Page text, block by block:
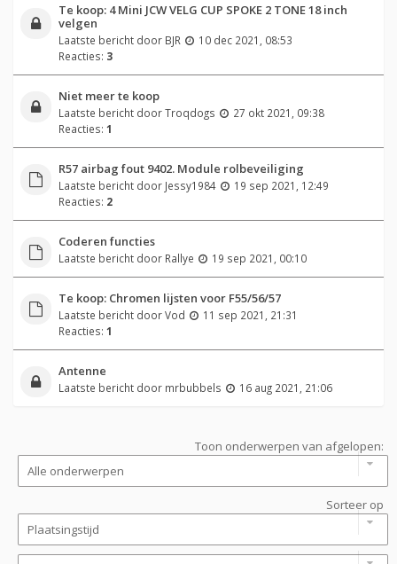
Te koop: 4 Mini JCW VELG CUP SPOKE 2 TONE 18 inch
velgen
Laatste bericht door BJR
10 dec 2021, 08:53
Reacties: 3
Niet meer te koop
Laatste bericht doorTroqdogs
27 okt 2021, 09:38
Reacties: 1
R57 airbag fout 9402. Module rolbeveiliging
Laatste bericht door Jessy1984
19 sep 2021, 12:49
Reacties: 2
Coderen functies
Laatste bericht door Rallye 19 sep 2021, 00:10
Te koop: Chromen lijsten voor F55/56/57
Laatste bericht doorVod
11 sep 2021, 21:31
Reacties: 1
Antenne
Laatste bericht door mrbubbels 16 aug 2021, 21:06
Toon onderwerpen van afgelopen:
Sorteer op